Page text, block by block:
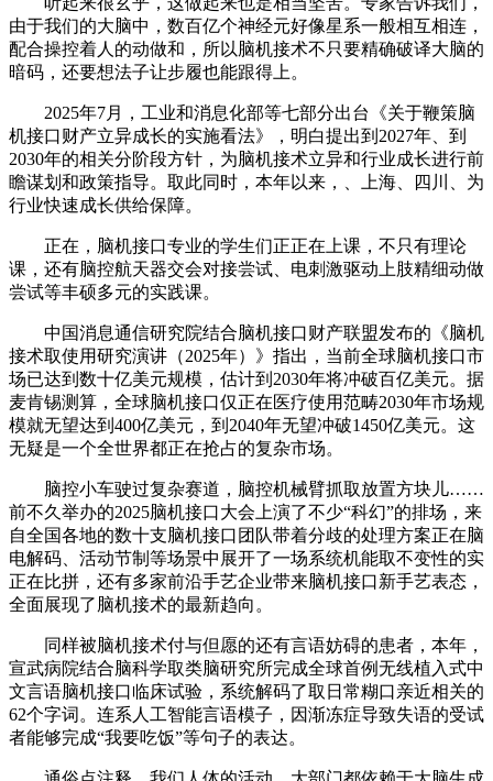
由于我们的大脑中，数百亿个神经元好像星系一般相互相连，
配合操控着人的动做和，所以脑机接术不只要精确破译大脑的
暗码，还要想法子让步履也能跟得上。
2025年7月，工业和消息化部等七部分出台《关于鞭策脑
机接口财产立异成长的实施看法》，明白提出到2027年、到
2030年的相关分阶段方针，为脑机接术立异和行业成长进行前
瞻谋划和政策指导。取此同时，本年以来，、上海、四川、为
行业快速成长供给保障。
正在，脑机接口专业的学生们正正在上课，不只有理论
课，还有脑控航天器交会对接尝试、电刺激驱动上肢精细动做
尝试等丰硕多元的实践课。
中国消息通信研究院结合脑机接口财产联盟发布的《脑机
接术取使用研究演讲（2025年）》指出，当前全球脑机接口市
场已达到数十亿美元规模，估计到2030年将冲破百亿美元。据
麦肯锡测算，全球脑机接口仅正在医疗使用范畴2030年市场规
模就无望达到400亿美元，到2040年无望冲破1450亿美元。这
无疑是一个全世界都正在抢占的复杂市场。
脑控小车驶过复杂赛道，脑控机械臂抓取放置方块儿……
前不久举办的2025脑机接口大会上演了不少“科幻”的排场，来
自全国各地的数十支脑机接口团队带着分歧的处理方案正在脑
电解码、活动节制等场景中展开了一场系统机能取不变性的实
正在比拼，还有多家前沿手艺企业带来脑机接口新手艺表态，
全面展现了脑机接术的最新趋向。
同样被脑机接术付与但愿的还有言语妨碍的患者，本年，
宣武病院结合脑科学取类脑研究所完成全球首例无线植入式中
文言语脑机接口临床试验，系统解码了取日常糊口亲近相关的
62个字词。连系人工智能言语模子，因渐冻症导致失语的受试
者能够完成“我要吃饭”等句子的表达。